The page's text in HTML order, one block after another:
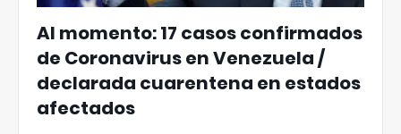
Al momento: 17 casos confirmados
de Coronavirus en Venezuela /
declarada cuarentena en estados
afectados